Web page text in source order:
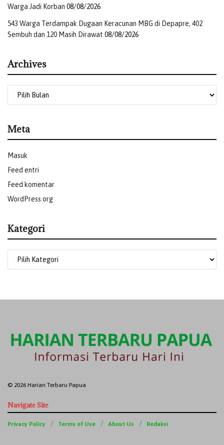
Warga Jadi Korban 08/08/2026
543 Warga Terdampak Dugaan Keracunan MBG di Depapre, 402
Sembuh dan 120 Masih Dirawat 08/08/2026
Archives
Meta
Masuk
Feed entri
Feed komentar
WordPress.org
Kategori
© 2026 Harian Terbaru Papua
Navigate Site
Privacy Policy Terms of Use About Us Redaksi